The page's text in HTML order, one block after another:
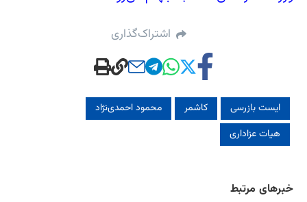
اشتراک‌گذاری
ایست بازرسی کاشمر
محمود احمدی‌‌نژاد
هیات عزاداری
خبرهای مرتبط